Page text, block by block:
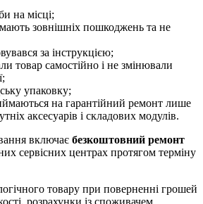
на місці;
мають зовнішніх пошкоджень та не
за інструкцією;
товар самостійно і не змінювали
упаковку;
на гарантійний ремонт лише
аксесуарів і складових модулів.
включає безкоштовний ремонт
сервісних центрах протягом терміну
товару при поверненні грошей